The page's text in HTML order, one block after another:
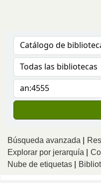
Búsqueda avanzada
Explorar por jerarquía
Nube de etiquetas